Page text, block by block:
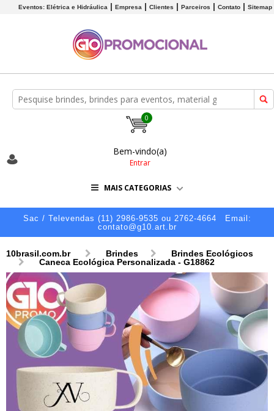
Eventos: Elétrica e Hidráulica Empresa Clientes Parceiros Contato Sitemap
0
Bem-vindo(a)
Entrar
MAIS CATEGORIAS
Sac / Televendas (11) 2986-9535 ou 2762-4664
Email:
contato@g10.art.br
10brasil.com.br Brindes
Brindes Ecológicos
Caneca Ecológica Personalizada - G18862